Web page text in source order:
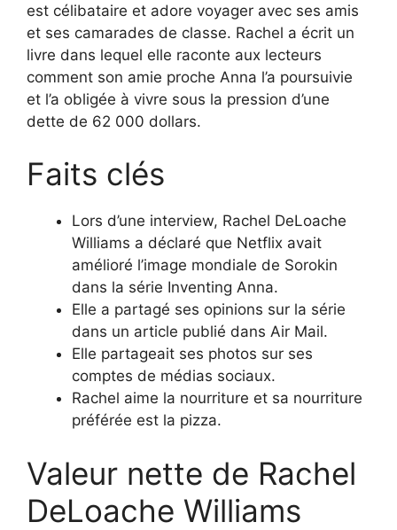
est célibataire et adore voyager avec ses amis
et ses camarades de classe. Rachel a écrit un
livre dans lequel elle raconte aux lecteurs
comment son amie proche Anna l’a poursuivie
et l’a obligée à vivre sous la pression d’une
dette de 62 000 dollars.
Faits clés
Lors d’une interview, Rachel DeLoache
Williams a déclaré que Netflix avait
amélioré l’image mondiale de Sorokin
dans la série Inventing Anna.
Elle a partagé ses opinions sur la série
dans un article publié dans Air Mail.
Elle partageait ses photos sur ses
comptes de médias sociaux.
Rachel aime la nourriture et sa nourriture
préférée est la pizza.
Valeur nette de Rachel
DeLoache Williams